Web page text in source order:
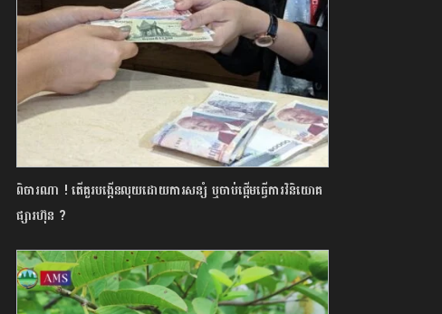
ពិចារណា ! តើគួរបង្កើនលុយដោយការសន្សំ ឬចាប់ផ្តើមធ្វើការវិនិយោគ
ផ្សារហ៊ុន ?